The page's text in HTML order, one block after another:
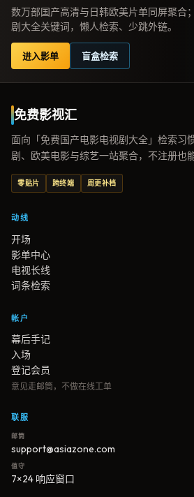
数万部国产高清与日韩欧美片单同屏聚合
剧大全关键词，懒人检索、少跳外链。
进入影单 盲盒检索
免费影视汇
面向「免费国产电影电视剧大全」检索习
剧、欧美电影与综艺一站聚合，不注册也能
零贴片 跨终端 周更补档
动线
开场
影单中心
电视长线
词条检索
帐户
幕后手记
入场
登记会员
意见走邮筒，不做在线工单
联服
邮筒
support@asiazone.com
值守
7×24 响应窗口